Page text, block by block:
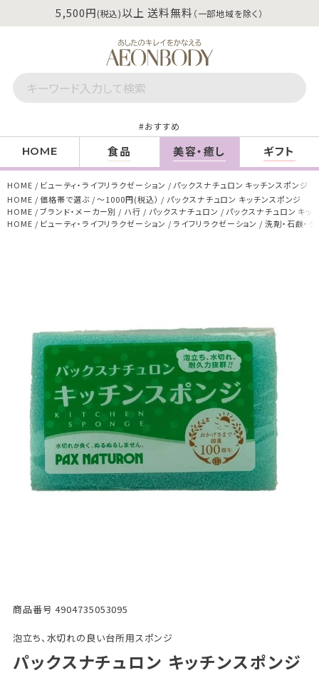
5,500円(税込)以上 送料無料 （一部地域を除く）
おすすめ
HOME 食品 美容・癒し ギフト
HOME ビューティ・ライフリラクゼーション
パックスナチュロン キッチンスポンジ
HOME
価格帯で選ぶ ～1000円(税込）
パックスナチュロン キッチンスポンジ
HOME
ブランド・メーカー別 ハ行 パックスナチュロン
パックスナチュロン キッ
HOME
ビューティ・ライフリラクゼーション ライフリラクゼーション 洗剤・石鹸・
商品番号 4904735053095
泡立ち、水切れの良い台所用スポンジ
パックスナチュロン キッチンスポンジ